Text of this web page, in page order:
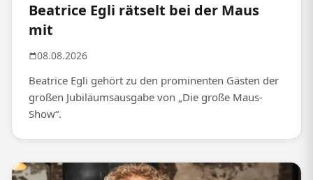
Beatrice Egli rätselt bei der Maus
mit
08.08.2026
Beatrice Egli gehört zu den prominenten Gästen der
großen Jubiläumsausgabe von „Die große Maus-
Show“.